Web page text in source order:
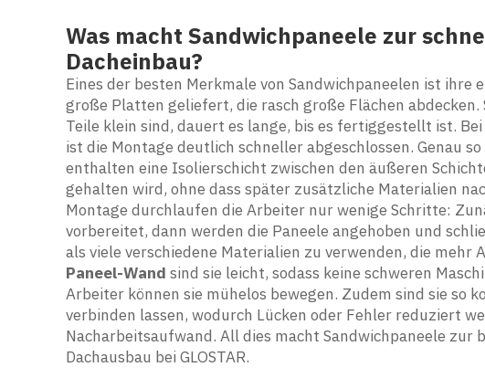
Was macht Sandwichpaneele zur
Dacheinbau?
Eines der besten Merkmale von Sandwichpaneelen ist ihre
große Platten geliefert, die rasch große Flächen abdecken.
Teile klein sind, dauert es lange, bis es fertiggestellt ist.
ist die Montage deutlich schneller abgeschlossen. Genau
enthalten eine Isolierschicht zwischen den äußeren
gehalten wird, ohne dass später zusätzliche Materialien
Montage durchlaufen die Arbeiter nur wenige Schritte:
vorbereitet, dann werden die Paneele angehoben und
als viele verschiedene Materialien zu verwenden, die mehr
Paneel-Wand sind sie leicht, sodass keine schweren
Arbeiter können sie mühelos bewegen. Zudem sind sie so
verbinden lassen, wodurch Lücken oder Fehler reduziert
Nacharbeitsaufwand. All dies macht Sandwichpaneele zur
Dachausbau bei GLOSTAR.